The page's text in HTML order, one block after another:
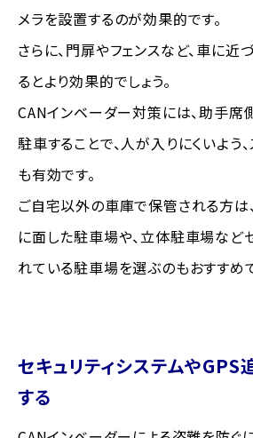
メラを設置するのが効果的です。
さらに、門扉やフェンスなど、車に近
るとより効果的でしょう。
CANインベーダー対策には、助手席
駐車することで、人が入りにくいよう
も有効です。
ご自宅以外の車庫で保管される方は
に面した駐車場や、立体駐車場など
れている駐車場を選ぶのもおすすめ
セキュリティシステムや
する